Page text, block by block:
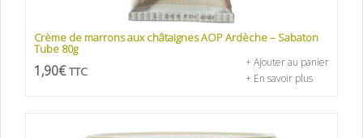
Crème de marrons aux châtaignes AOP Ardèche – Sabaton
Tube 80g
1,90€ TTC
+ Ajouter au panier
+ En savoir plus